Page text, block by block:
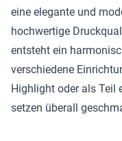
eine elegante und
hochwertige
entsteht ein
verschiedene
Highlight oder als Teil
setzen überall